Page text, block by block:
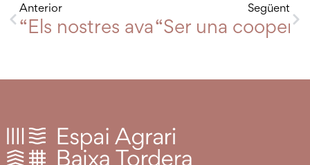
Anterior
“Els nostres avantpassats no
Següent
“Ser una